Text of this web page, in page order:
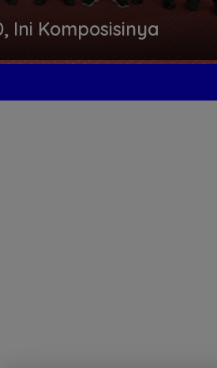
Ini Komposisinya